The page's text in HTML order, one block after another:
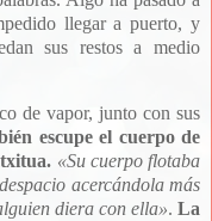
llegar a puerto, y
sus restos a medio
de vapor, junto con sus
escupe el cuerpo de
«Su cuerpo flotaba
acercándola más
diera con ella».La